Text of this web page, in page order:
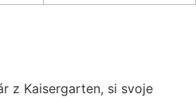
z Kaisergarten, si svoje